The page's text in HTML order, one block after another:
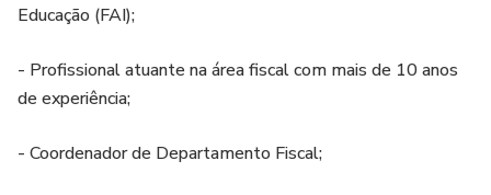
Educação (FAI);
- Profissional atuante na área fiscal com mais de 10 anos
de experiência;
- Coordenador de Departamento Fiscal;